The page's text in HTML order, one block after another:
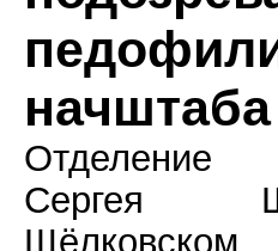
начштаба
Сергея